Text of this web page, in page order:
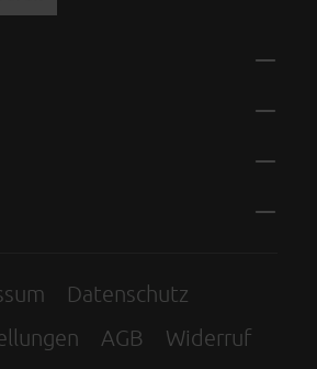
Datenschutz
AGB
Widerruf